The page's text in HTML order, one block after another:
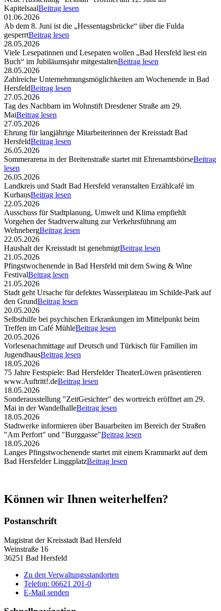
KapitelsaalBeitrag lesen
01.06.2026
Ab dem 8. Juni ist die „Hessentagsbrücke“ über die Fulda
gesperrtBeitrag lesen
28.05.2026
Viele Lesepatinnen und Lesepaten wollen „Bad Hersfeld liest ein
Buch“ im Jubiläumsjahr mitgestaltenBeitrag lesen
28.05.2026
Zahlreiche Unternehmungsmöglichkeiten am Wochenende in Bad
HersfeldBeitrag lesen
27.05.2026
Tag des Nachbarn im Wohnstift Dresdener Straße am 29.
MaiBeitrag lesen
27.05.2026
Ehrung für langjährige Mitarbeiterinnen der Kreisstadt Bad
HersfeldBeitrag lesen
26.05.2026
Sommerarena in der Breitenstraße startet mit EhrenamtsbörseBeitrag
lesen
26.05.2026
Landkreis und Stadt Bad Hersfeld veranstalten Erzählcafé im
KurhausBeitrag lesen
22.05.2026
Ausschuss für Stadtplanung, Umwelt und Klima empfiehlt
Vorgehen der Stadtverwaltung zur Verkehrsführung am
WehnebergBeitrag lesen
22.05.2026
Haushalt der Kreisstadt ist genehmigtBeitrag lesen
21.05.2026
Pfingstwochenende in Bad Hersfeld mit dem Swing & Wine
FestivalBeitrag lesen
21.05.2026
Stadt geht Ursache für defektes Wasserplateau im Schilde-Park auf
den GrundBeitrag lesen
20.05.2026
Selbsthilfe bei psychischen Erkrankungen im Mittelpunkt beim
Treffen im Café MühleBeitrag lesen
20.05.2026
Vorlesenachmittage auf Deutsch und Türkisch für Familien im
JugendhausBeitrag lesen
18.05.2026
75 Jahre Festspiele: Bad Hersfelder TheaterLöwen präsentieren
www.Auftritt!.deBeitrag lesen
18.05.2026
Sonderausstellung "ZeitGesichter" des wortreich eröffnet am 29.
Mai in der WandelhalleBeitrag lesen
18.05.2026
Stadtwerke informieren über Bauarbeiten im Bereich der Straßen
"Am Perfort" und "Burggasse"Beitrag lesen
18.05.2026
Langes Pfingstwochenende startet mit einem Krammarkt auf dem
Bad Hersfelder LinggplatzBeitrag lesen
Können wir Ihnen weiterhelfen?
Postanschrift
Magistrat der Kreisstadt Bad Hersfeld
Weinstraße 16
36251 Bad Hersfeld
Zu den Verwaltungsstandorten
Telefon: 06621 201-0
E-Mail senden